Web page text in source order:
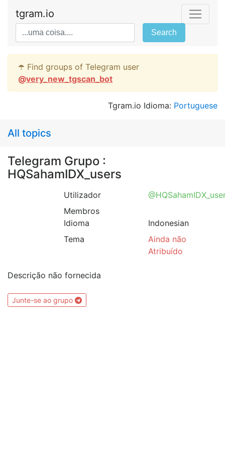
tgram.io
Search
☂️ Find groups of Telegram user
@very_new_tgscan_bot
Tgram.io Idioma: Portuguese
All topics
Telegram Grupo :
HQSahamIDX_users
Utilizador
Membros
Idioma
Indonesian
Tema
Ainda não
Atribuído
Descrição não fornecida
Junte-se ao grupo